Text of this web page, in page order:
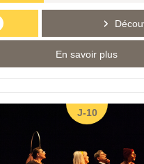
En savoir plus
J-10